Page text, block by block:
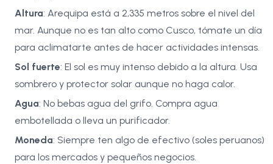
Altura: Arequipa está a 2,335 metros sobre el nivel del
mar. Aunque no es tan alto como Cusco, tómate un día
para aclimatarte antes de hacer actividades intensas.
Sol fuerte: El sol es muy intenso debido a la altura. Usa
sombrero y protector solar aunque no haga calor.
Agua: No bebas agua del grifo. Compra agua
embotellada o lleva un purificador.
Moneda: Siempre ten algo de efectivo (soles peruanos)
para los mercados y pequeños negocios.